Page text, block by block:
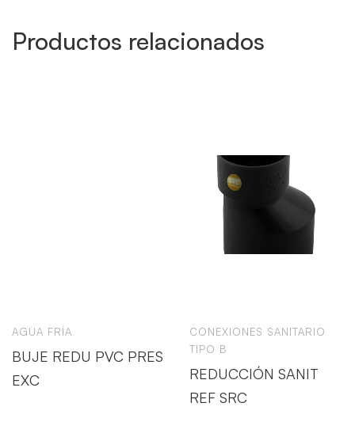
Productos relacionados
AGUA FRÍA
BUJE REDU PVC PRES
EXC
CONEXIONES SANITARIO
TIPO B
REDUCCIÓN SANIT
REF SRC